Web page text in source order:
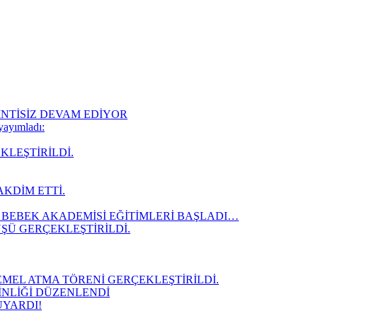
DEVAM EDİYOR
ETTİ.
AKADEMİSİ EĞİTİMLERİ BAŞLADI…
GERÇEKLEŞTİRİLDİ.
ATMA TÖRENİ GERÇEKLEŞTİRİLDİ.
DÜZENLENDİ